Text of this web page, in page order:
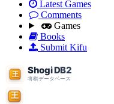
Latest Games
Comments
Games
Books
Submit Kifu